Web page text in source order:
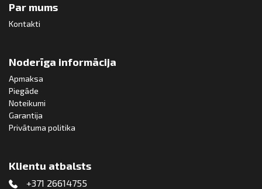
Par mums
Kontakti
Noderīga informācija
Apmaksa
Piegāde
Noteikumi
Garantija
Privātuma politika
Klientu atbalsts
+371 26614755